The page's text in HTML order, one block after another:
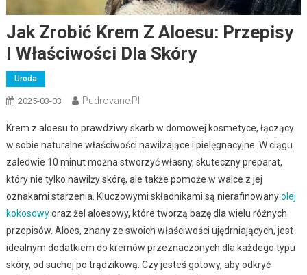
Jak Zrobić Krem Z Aloesu: Przepisy
I Właściwości Dla Skóry
Uroda
2025-03-03 Pudrovane.pl
Krem z aloesu to prawdziwy skarb w domowej kosmetyce, łączący
w sobie naturalne właściwości nawilżające i pielęgnacyjne. W ciągu
zaledwie 10 minut można stworzyć własny, skuteczny preparat,
który nie tylko nawilży skórę, ale także pomoże w walce z jej
oznakami starzenia. Kluczowymi składnikami są nierafinowanyolej
kokosowyoraz żel aloesowy, które tworzą bazę dla wielu różnych
przepisów. Aloes, znany ze swoich właściwości ujędrniających, jest
idealnym dodatkiem do kremów przeznaczonych dla każdego typu
skóry, od suchej po trądzikową. Czy jesteś gotowy, aby odkryć